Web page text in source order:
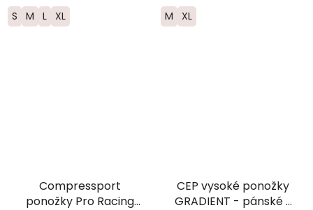
S M L XL M XL
Compressport
ponožky Pro Racing
CEP vysoké ponožky
GRADIENT - pánské -